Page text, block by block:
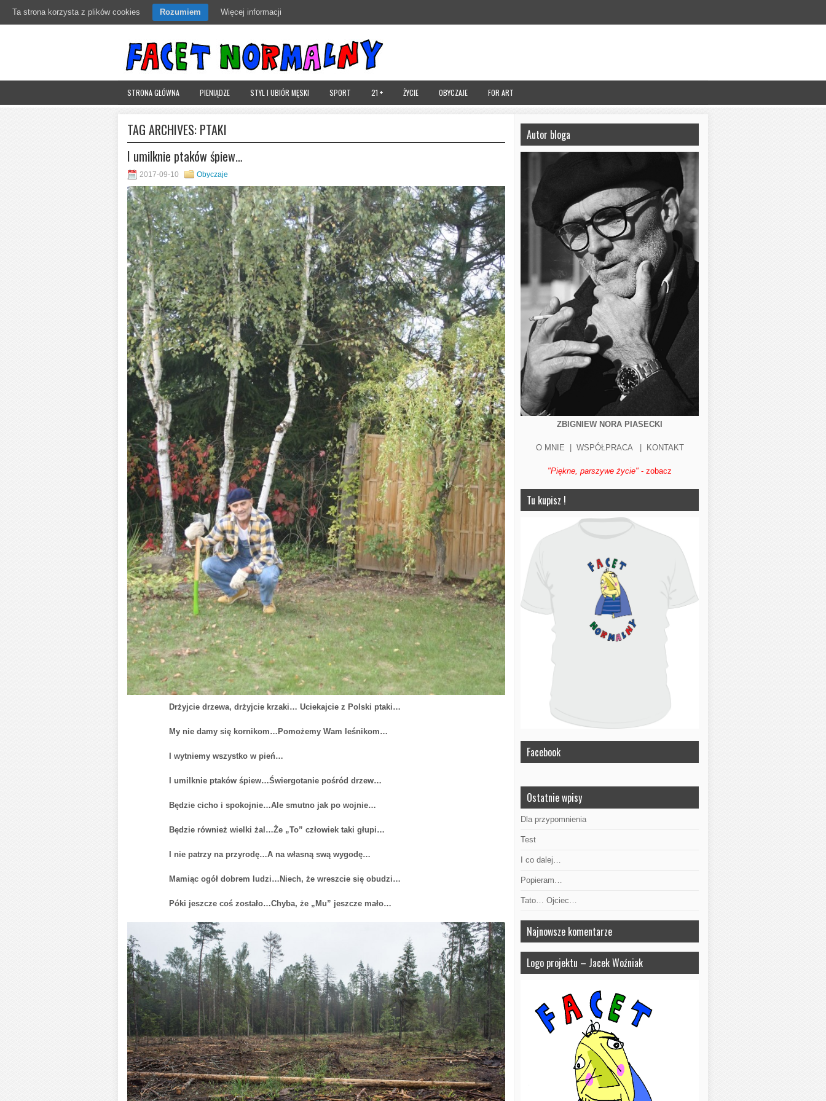
STRONA GŁÓWNA PIENIĄDZE STYL I UBIÓR MĘSKI SPORT 21 + ŻYCIE OBYCZAJE FOR ART
TAG ARCHIVES: PTAKI
I umilknie ptaków śpiew…
2017-09-10 Obyczaje
Drżyjcie drzewa, drżyjcie krzaki… Uciekajcie z Polski ptaki…
My nie damy się kornikom…Pomożemy Wam leśnikom…
I wytniemy wszystko w pień…
I umilknie ptaków śpiew…Świergotanie pośród drzew…
Będzie cicho i spokojnie…Ale smutno jak po wojnie…
Będzie również wielki żal…Że „To” człowiek taki głupi…
I nie patrzy na przyrodę…A na własną swą wygodę…
Mamiąc ogół dobrem ludzi…Niech, że wreszcie się obudzi…
Póki jeszcze coś zostało…Chyba, że „Mu” jeszcze mało…
Autor bloga
ZBIGNIEW NORA PIASECKI
O MNIE WSPÓŁPRACA| KONTAKT
"Piękne, parszywe życie" - zobacz
Tu kupisz !
Facebook
Ostatnie wpisy
Dla przypomnienia
Test
I co dalej…
Popieram…
Tato… Ojciec…
Najnowsze komentarze
Logo projektu – Jacek Woźniak
Ta strona korzysta z plików cookies Rozumiem Więcej informacji